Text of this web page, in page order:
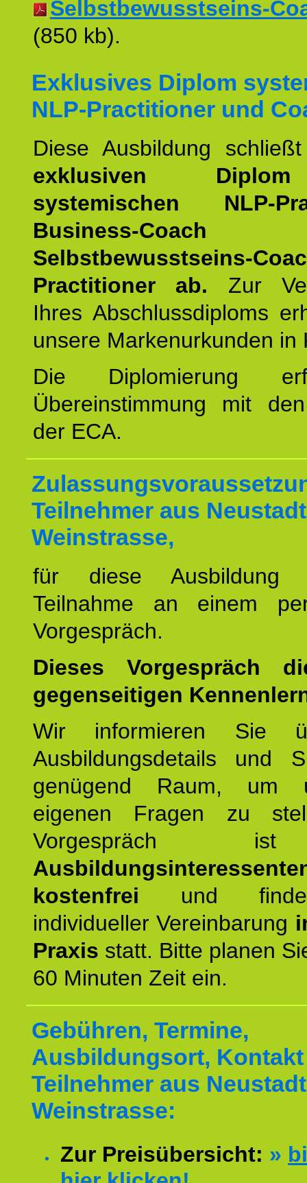
Selbstbewusstseins-
(850 kb).
Exklusives Diplom
NLP-Practitioner und
Diese Ausbildung
exklusiven
systemischen NLP-
Business-Coach
Selbstbewusstseins-
Practitioner ab. Zur
Ihres Abschlussdiploms
unsere Markenurkunden in
Die Diplomierung
Übereinstimmung mit
der ECA.
Teilnehmer aus Neustadt
Weinstrasse,
für diese
Teilnahme an einem
Vorgespräch.
Dieses Vorgespräch
gegenseitigen
Wir informieren Sie
Ausbildungsdetails und
genügend Raum, um
eigenen Fragen zu
kostenfrei und
individueller Vereinbarung
Praxis statt. Bitte planen
60 Minuten Zeit ein.
Gebühren, Termine,
Ausbildungsort,
Teilnehmer aus Neustadt
Weinstrasse:
Zur Preisübersicht: »